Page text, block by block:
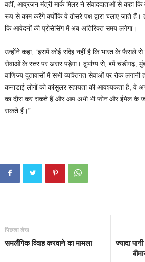
वहीं, आव्रजन मंत्री मार्क मिलर ने संवाददाताओं से कहा
रूप से काम करेंगे क्योंकि वे तीसरे पक्ष द्वारा चलाए जाते हैं।
कि आवेदनों की प्रोसेसिंग में अब अतिरिक्त समय लगेगा।
उन्होंने कहा, “इसमें कोई संदेह नहीं है कि भारत के फैसले से
सेवाओं के स्तर पर असर पड़ेगा। दुर्भाग्य से, हमें चंडीगढ़,
वाणिज्य दूतावासों में सभी व्यक्तिगत सेवाओं पर रोक लगानी
कनाडाई लोगों को कांसुलर सहायता की आवश्यकता है, वे
का दौरा कर सकते हैं और आप अभी भी फोन और ईमेल के
सकते हैं।”
पिछला लेख
समलैंगिक विवाह करवाने का मामला
ज्यादा